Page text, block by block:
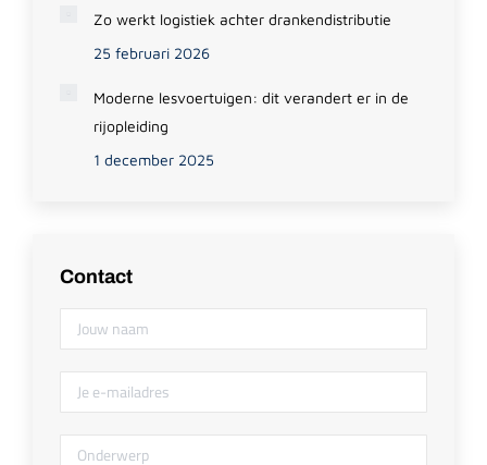
Zo werkt logistiek achter drankendistributie
25 februari 2026
Moderne lesvoertuigen: dit verandert er in de
rijopleiding
1 december 2025
Contact